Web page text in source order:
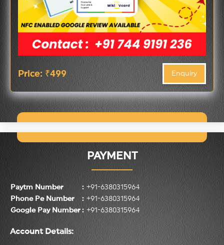
Price: ₹499 Enquiry
PAYMENT
Paytm Number : +91-6380315964
Phone Pe Number
: +91-6380315964
Google Pay Number : +91-6380315964
Account Details: